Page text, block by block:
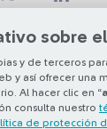
sobre
y de terceros
y así ofrecer una
Al hacer clic en “
consulta nuestro
de protección
Grupo